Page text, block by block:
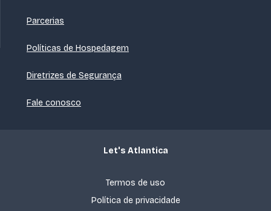
Parcerias
Políticas de Hospedagem
Diretrizes de Segurança
Fale conosco
Let's Atlantica
Termos de uso
Política de privacidade